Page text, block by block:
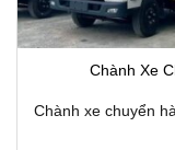
Chành Xe
Chành xe chuyển